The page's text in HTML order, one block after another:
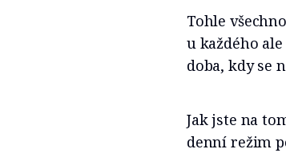
Tohle
u každého
doba, kdy se
Jak jste na
denní režim